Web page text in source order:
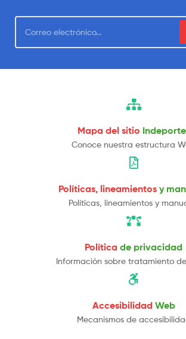
Mapa del sitio
Conoce nuestra estructura
Políticas, lineamientos y
Políticas, lineamientos y
Política de privacidad
Información sobre tratamiento
Accesibilidad Web
Mecanismos de